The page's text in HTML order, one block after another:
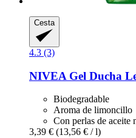
Cesta
4.3 (3)
NIVEA Gel Ducha
Biodegradable
Aroma de limoncillo
Con perlas de aceite
3,39 € (13,56 € / l)